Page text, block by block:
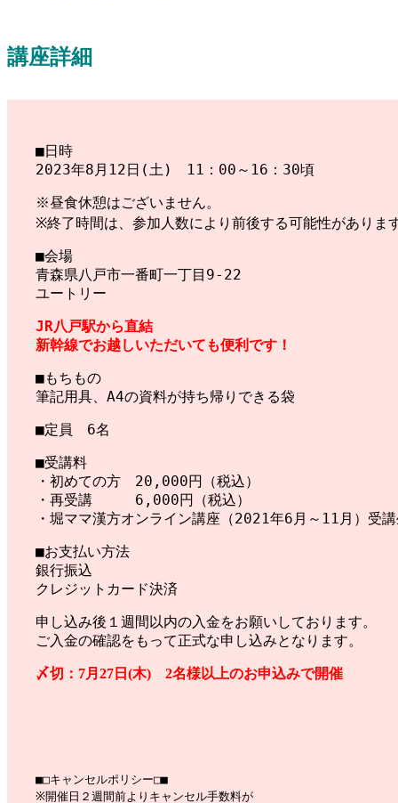
講座詳細
■日時
2023年8月12日(土) 11：00～16：30頃
※昼食休憩はございません。
※終了時間は、参加人数により前後する可能性がありま
■会場
青森県八戸市一番町一丁目9-22
ユートリー
JR八戸駅から直結
新幹線でお越しいただいても便利です！
■もちもの
筆記用具、A4の資料が持ち帰りできる袋
■定員 6名
■受講料
・初めての方 20,000円（税込）
・再受講 6,000円（税込）
・堀ママ漢方オンライン講座（2021年6月～11月）受
■お支払い方法
銀行振込
クレジットカード決済
申し込み後１週間以内の入金をお願いしております。
ご入金の確認をもって正式な申し込みとなります。
〆切：7月27日(木) 2名様以上のお申込みで開催
■□キャンセルポリシー□■
※開催日２週間前よりキャンセル手数料が